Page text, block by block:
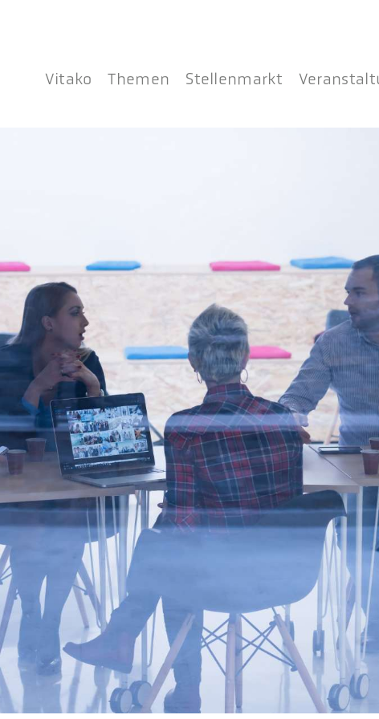
Vitako Themen Stellenmarkt